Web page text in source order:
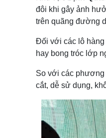
đôi khi gây ảnh
trên quãng đường
Đối với các lô hàng
hay bong tróc lớp
So với các phương
cắt, dễ sử dụng,